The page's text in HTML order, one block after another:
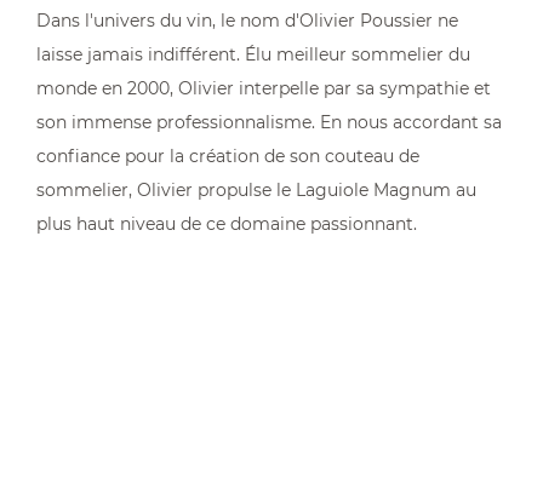
À partir de 6,00 €
Dans l'univers du vin, le nom d'Olivier Poussier ne
laisse jamais indifférent. Élu meilleur sommelier du
monde en 2000, Olivier interpelle par sa sympathie et
son immense professionnalisme. En nous accordant sa
confiance pour la création de son couteau de
sommelier, Olivier propulse le Laguiole Magnum au
plus haut niveau de ce domaine passionnant.